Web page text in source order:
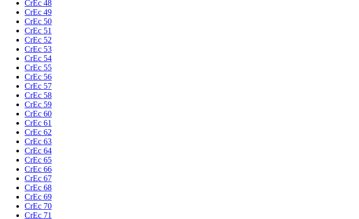
CrEc 48
CrEc 49
CrEc 50
CrEc 51
CrEc 52
CrEc 53
CrEc 54
CrEc 55
CrEc 56
CrEc 57
CrEc 58
CrEc 59
CrEc 60
CrEc 61
CrEc 62
CrEc 63
CrEc 64
CrEc 65
CrEc 66
CrEc 67
CrEc 68
CrEc 69
CrEc 70
CrEc 71